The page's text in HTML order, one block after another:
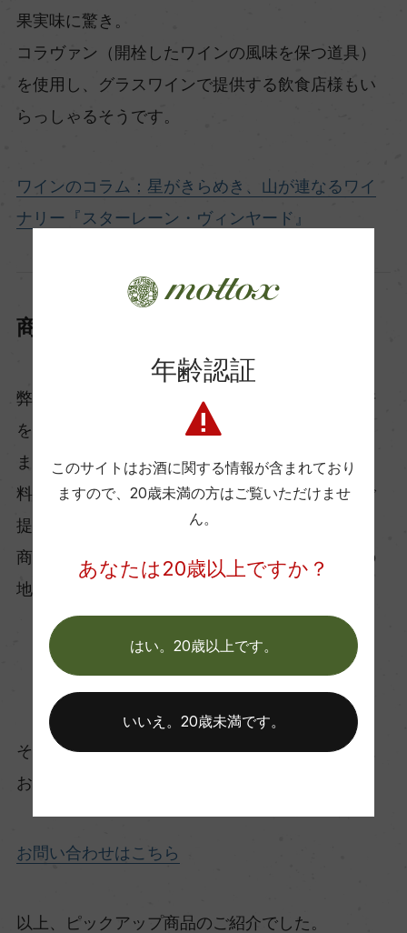
果実味に驚き。
コラヴァン（開栓したワインの風味を保つ道具）
を使用し、グラスワインで提供する飲食店様もい
らっしゃるそうです。
ワインのコラム：星がきらめき、山が連なるワイ
ナリー『スターレーン・ヴィンヤード』
商品に関するお問い合わせはこちら
弊社は酒類卸でございますので、酒類販売業免許
をお持ちの店舗にのみ販売させていただいており
ます。
料飲店様へはご帳合酒販売店様を通して商品をご
提供させていただいております。
商品購入方法について、消費者様向けにご希望の
地域の販売店様をご紹介いたします。
そのほか、ご不明な点がございましたらお気軽に
お問い合わせください。
お問い合わせはこちら
以上、ピックアップ商品のご紹介でした。
年齢認証
このサイトはお酒に関する情報が含まれており
ますので、 20歳未満の方はご覧いただけませ
ん。
あなたは20歳以上ですか？
はい。20歳以上です。
いいえ。20歳未満です。